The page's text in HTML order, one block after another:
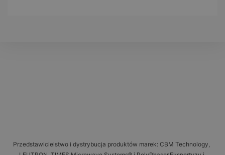
Przedstawicielstwo i dystrybucja produktów marek: CBM Technology,